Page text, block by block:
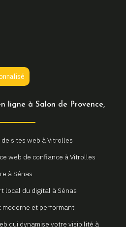
ligne à Salon de Provence,
sites web à Vitrolles
web de confiance à Vitrolles
à Sénas
local du digital à Sénas
et performant
qui dynamise votre visibilité à